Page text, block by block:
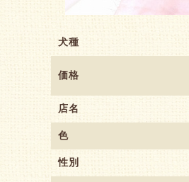
犬種
価格
店名
色
性別